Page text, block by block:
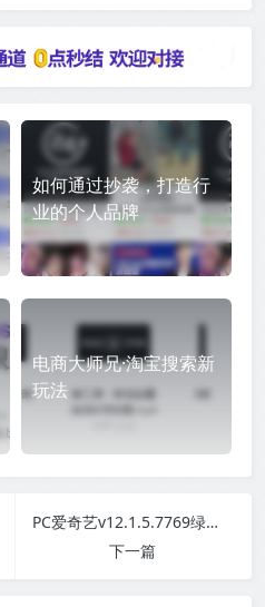
如何通过抄袭，打造行
业的个人品牌
电商大师兄·淘宝搜索新
玩法
PC爱奇艺v12.1.5.7769绿色版
下一篇